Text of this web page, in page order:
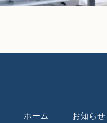
ホーム お知らせ